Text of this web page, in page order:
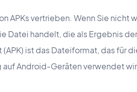
APKs vertrieben. Wenn Sie nicht
Datei handelt, die als Ergebnis
ist das Dateiformat, das für
auf Android-Geräten verwendet